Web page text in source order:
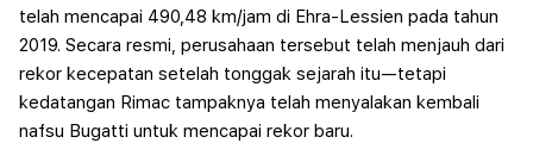
telah mencapai 490,48 km/jam di Ehra-Lessien pada tahun
2019. Secara resmi, perusahaan tersebut telah menjauh dari
rekor kecepatan setelah tonggak sejarah itu—tetapi
kedatangan Rimac tampaknya telah menyalakan kembali
nafsu Bugatti untuk mencapai rekor baru.